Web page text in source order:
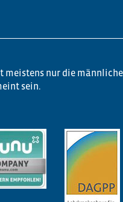
meistens nur die
sein.